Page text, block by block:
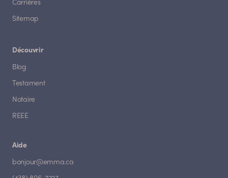
Carrières
Sitemap
Découvrir
Blog
Testament
Notaire
REEE
Aide
bonjour@emma.ca